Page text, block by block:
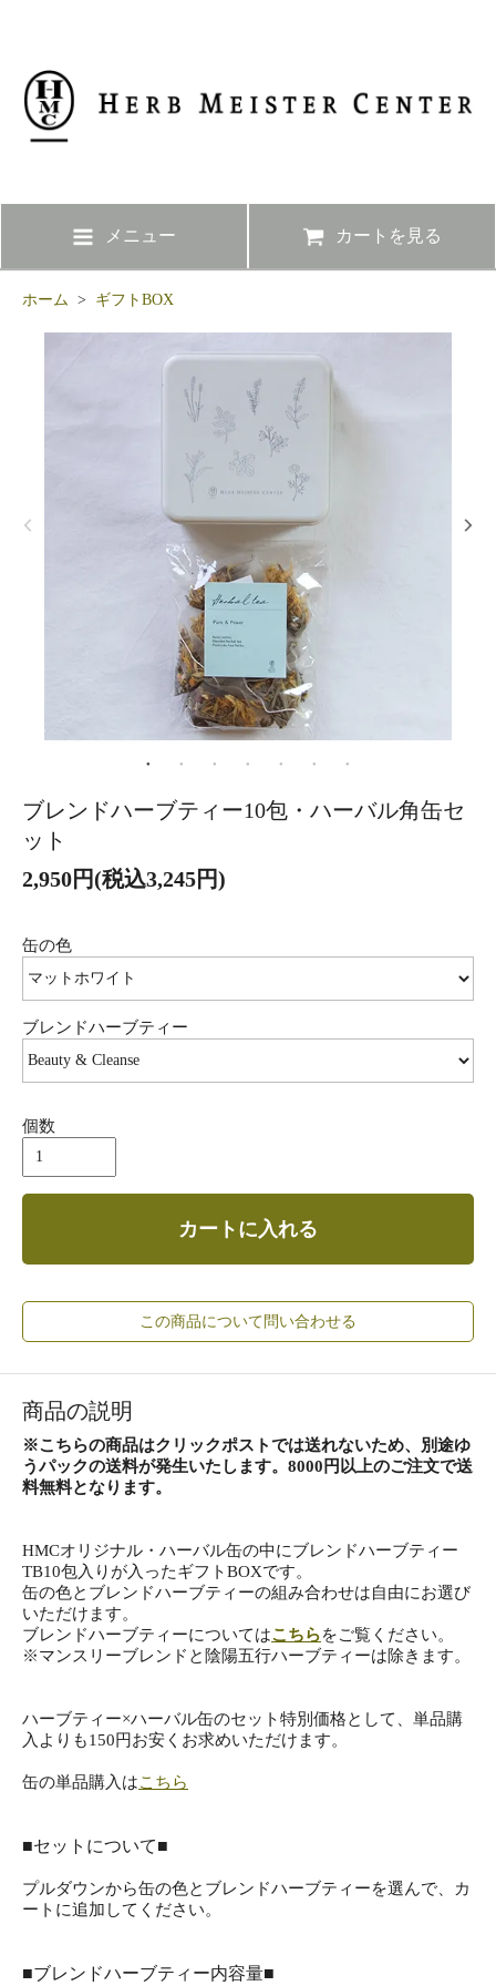
メニュー カートを見る
ホーム > ギフトBOX
ブレンドハーブティー10包・ハーバル角缶セ
ット
2,950円(税込3,245円)
缶の色
ブレンドハーブティー
個数
カートに入れる
この商品について問い合わせる
商品の説明
※こちらの商品はクリックポストでは送れないため、別途ゆ
うパックの送料が発生いたします。8000円以上のご注文で送
料無料となります。
HMCオリジナル・ハーバル缶の中にブレンドハーブティー
TB10包入りが入ったギフトBOXです。
缶の色とブレンドハーブティーの組み合わせは自由にお選び
いただけます。
ブレンドハーブティーについてはこちらをご覧ください。
※マンスリーブレンドと陰陽五行ハーブティーは除きます。
ハーブティー×ハーバル缶のセット特別価格として、単品購
入よりも150円お安くお求めいただけます。
缶の単品購入はこちら
■セットについて■
プルダウンから缶の色とブレンドハーブティーを選んで、カ
ートに追加してください。
■ブレンドハーブティー内容量■